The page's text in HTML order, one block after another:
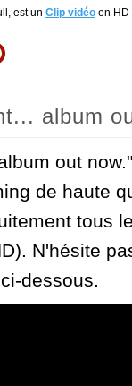
est un Clip vidéo en HD
album
out
de haute
tous
N'hésite
dessous.